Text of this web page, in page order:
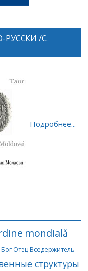
РУССКИ /С.
Подробнее...
mondială
Бог Отец Вседержитель
структуры